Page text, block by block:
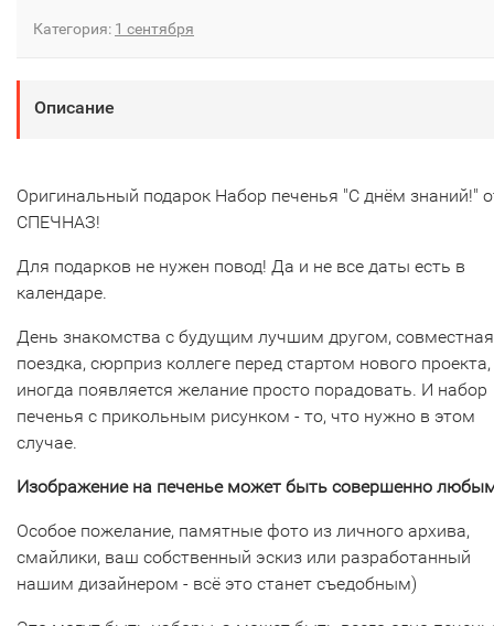
Категория: 1 сентября
Описание
Оригинальный подарок Набор печенья "С днём знаний!"
СПЕЧНАЗ!
Для подарков не нужен повод! Да и не все даты есть в
календаре.
День знакомства с будущим лучшим другом, совместная
поездка, сюрприз коллеге перед стартом нового
иногда появляется желание просто порадовать. И набор
печенья с прикольным рисунком - то, что нужно в этом
случае.
Изображение на печенье может быть совершенно
Особое пожелание, памятные фото из личного архива,
смайлики, ваш собственный эскиз или разработанный
нашим дизайнером - всё это станет съедобным)